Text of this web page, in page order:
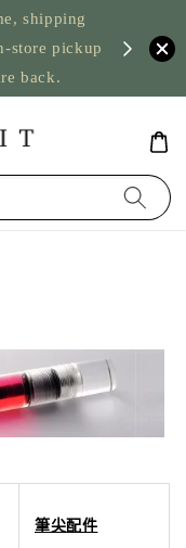
shipping
store pickup
back.
US
筆尖配件